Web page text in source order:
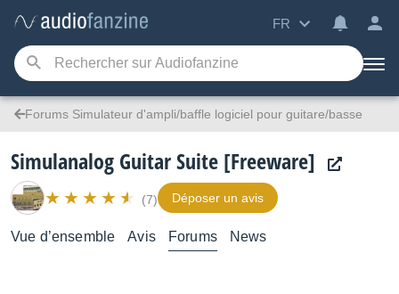
FR
Forums Simulateur d'ampli/baffle logiciel pour guitare/basse
Simulanalog Guitar Suite [Freeware]
(7) Déposer un avis
Vue d’ensemble Avis Forums News